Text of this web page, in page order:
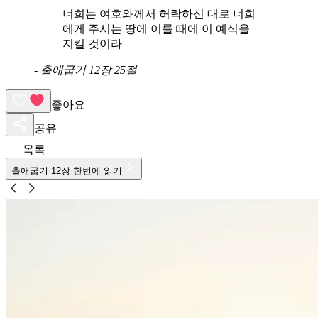
너희는 여호와께서 허락하신 대로 너희
에게 주시는 땅에 이를 때에 이 예식을
지킬 것이라
- 출애굽기 12장 25절
좋아요
공유
목록
출애굽기 12장 한번에 읽기